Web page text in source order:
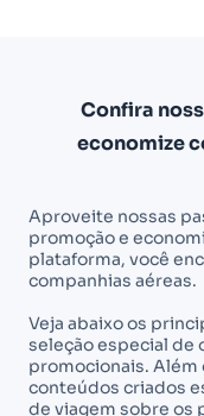
Confira
economize
Aproveite nossas
promoção e
plataforma, você
companhias aéreas.
Veja abaixo os
seleção especial de
promocionais.
conteúdos criados
de viagem sobre os